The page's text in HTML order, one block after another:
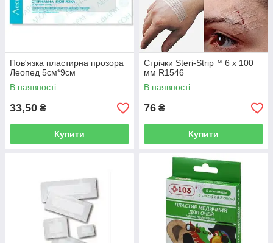
Пов'язка пластирна прозора
Леопед 5см*9см
В наявності
33,50 ₴
Купити
Стрічки Steri-Strip™ 6 x 100
мм R1546
В наявності
76 ₴
Купити